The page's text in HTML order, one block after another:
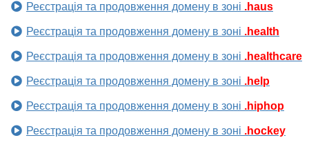
Реєстрація та продовження домену в зоні .haus
Реєстрація та продовження домену в зоні .health
Реєстрація та продовження домену в зоні .healthcare
Реєстрація та продовження домену в зоні .help
Реєстрація та продовження домену в зоні .hiphop
Реєстрація та продовження домену в зоні .hockey